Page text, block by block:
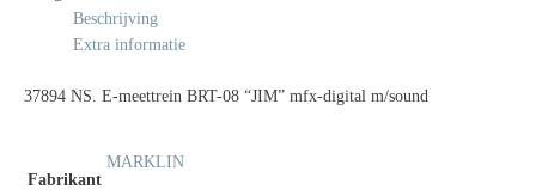
Beschrijving
Extra informatie
37894 NS. E-meettrein BRT-08 “JIM” mfx-digital m/sound
Fabrikant
MARKLIN